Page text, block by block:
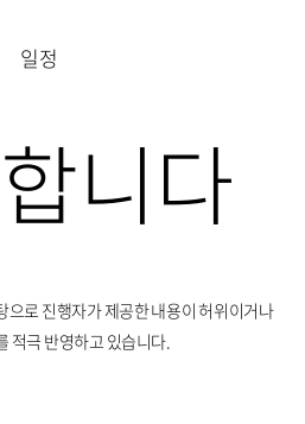
일정
니다
로 진행자가 제공한 내용이 허위이거나
적극 반영하고 있습니다.